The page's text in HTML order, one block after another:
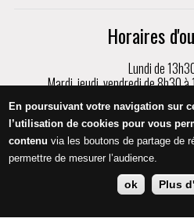
Horaires
Lundi de
Mardi, jeudi, vendredi de 8h30
Mercredi de
Samedi de 9h à 12h, sur
Mentions légales Protection
En poursuivant votre navigation sur
l’utilisation de cookies pour vous
contenuvia les boutons de partage de
permettre de mesurer l’audience.
ok Plus